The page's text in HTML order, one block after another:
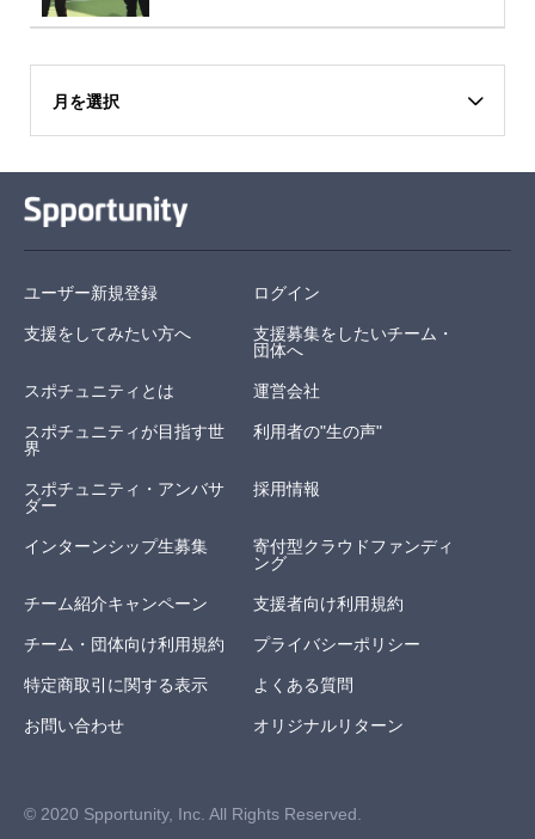
月を選択
ユーザー新規登録 ログイン
支援をしてみたい方へ
支援募集をしたいチーム・
団体へ
スポチュニティとは 運営会社
スポチュニティが目指す世
界
利用者の"生の声"
スポチュニティ・アンバサ
ダー
採用情報
インターンシップ生募集
寄付型クラウドファンディ
ング
チーム紹介キャンペーン 支援者向け利用規約
チーム・団体向け利用規約 プライバシーポリシー
特定商取引に関する表示 よくある質問
お問い合わせ オリジナルリターン
© 2020 Spportunity, Inc. All Rights Reserved.